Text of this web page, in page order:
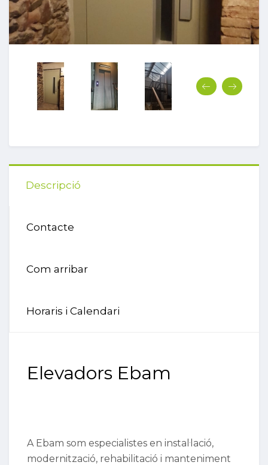
Descripció
Contacte
Com arribar
Horaris i Calendari
Elevadors Ebam
A Ebam som especialistes en instal·lació,
modernització, rehabilitació i manteniment